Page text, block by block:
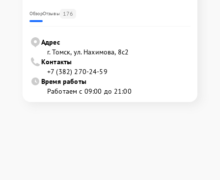
ОбзорОтзывы 176
Адрес
г. Томск, ул. Нахимова, 8с2
Контакты
+7 (382) 270-24-59
Время работы
Работаем с 09:00 до 21:00